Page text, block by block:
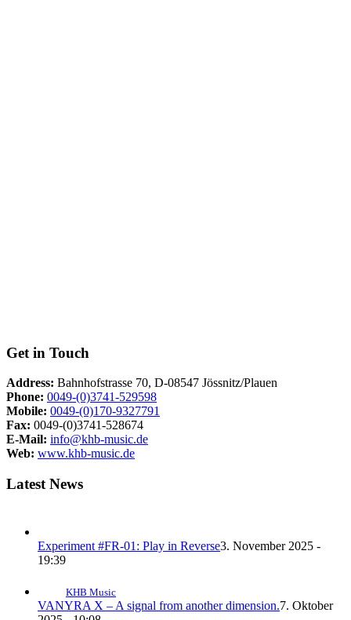
Get in Touch
Address: Bahnhofstrasse 70, D-08547 Jössnitz/Plauen
Phone: 0049-(0)3741-529598
Mobile: 0049-(0)170-9327791
Fax: 0049-(0)3741-528674
E-Mail: info@khb-music.de
Web: www.khb-music.de
Latest News
Experiment #FR-01: Play in Reverse3. November 2025 -
19:39
KHB Music
VANYRA X – A signal from another dimension.7. Oktober